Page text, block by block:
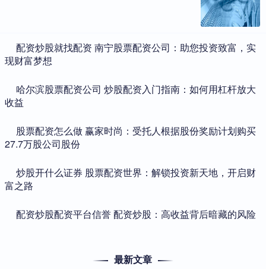
​配资炒股就找配资 南宁股票配资公司：助您投资致富，实
现财富梦想
​哈尔滨股票配资公司 炒股配资入门指南：如何用杠杆放大
收益
​股票配资怎么做 赢家时尚：受托人根据股份奖励计划购买
27.7万股公司股份
​炒股开什么证券 股票配资世界：解锁投资新天地，开启财
富之路
​配资炒股配资平台信誉 配资炒股：高收益背后暗藏的风险
最新文章